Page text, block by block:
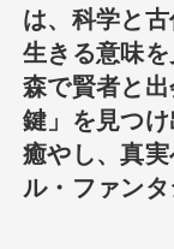
は、科学と古
生きる意味
森で賢者と
鍵」を見つ
癒やし、真
ル・ファンタ